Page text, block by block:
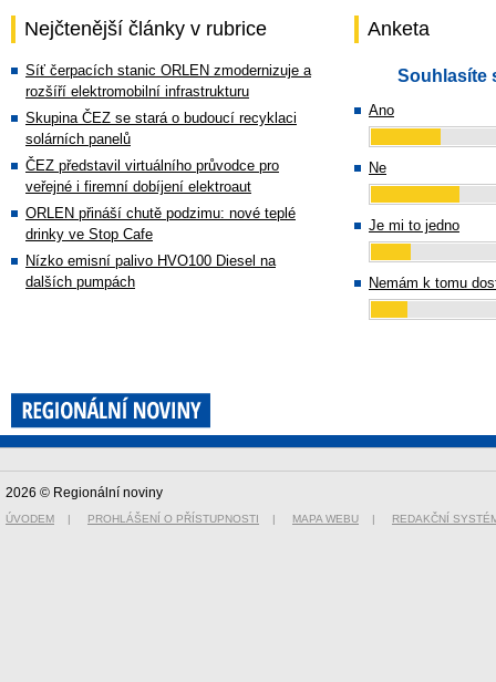
Nejčtenější články v rubrice
Síť čerpacích stanic ORLEN zmodernizuje a
rozšíří elektromobilní infrastrukturu
Skupina ČEZ se stará o budoucí recyklaci
solárních panelů
ČEZ představil virtuálního průvodce pro
veřejné i firemní dobíjení elektroaut
ORLEN přináší chutě podzimu: nové teplé
drinky ve Stop Cafe
Nízko emisní palivo HVO100 Diesel na
dalších pumpách
Anketa
Souhlasíte
Ano
Ne
Je mi to jedno
Nemám k tomu
2026 © Regionální noviny
ÚVODEM | PROHLÁŠENÍ O PŘÍSTUPNOSTI | MAPA WEBU | REDAKČNÍ